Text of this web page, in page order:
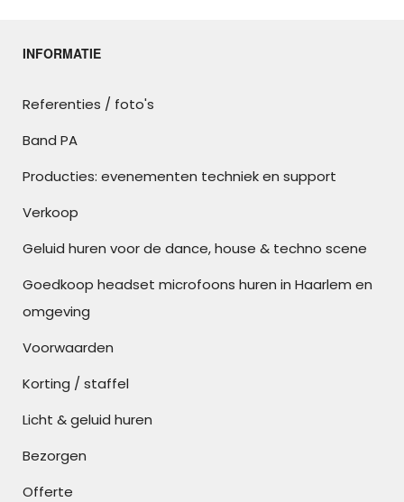
INFORMATIE
Referenties / foto's
Band PA
Producties: evenementen techniek en support
Verkoop
Geluid huren voor de dance, house & techno scene
Goedkoop headset microfoons huren in Haarlem en
omgeving
Voorwaarden
Korting / staffel
Licht & geluid huren
Bezorgen
Offerte